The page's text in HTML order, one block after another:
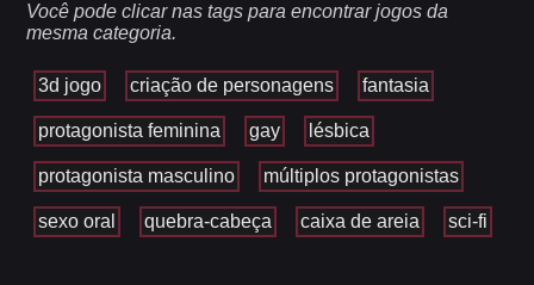
Você pode clicar nas tags para encontrar jogos da
mesma categoria.
3d jogo criação de personagens fantasia
protagonista feminina gay lésbica
protagonista masculino múltiplos protagonistas
sexo oral quebra-cabeça caixa de areia sci-fi